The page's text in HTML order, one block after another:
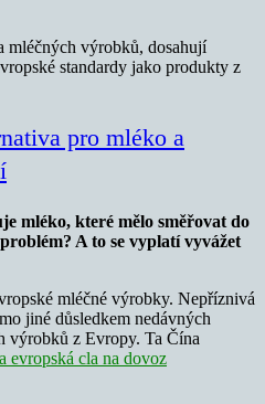
mléčných výrobků, dosahují
standardy jako produkty z
pro mléko a
mléko, které mělo směřovat do
A to se vyplatí vyvážet
mléčné výrobky. Nepříznivá
jiné důsledkem nedávných
výrobků z Evropy. Ta Čína
evropská cla na dovoz